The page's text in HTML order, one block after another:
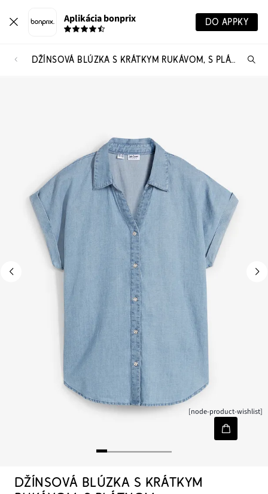
Aplikácia bonprix DO APPKY
DŽÍNSOVÁ BLÚZKA S KRÁTKYM RUKÁVOM, S PLÁTNOM
[node-product-wishlist]
DŽÍNSOVÁ BLÚZKA S KRÁTKYM